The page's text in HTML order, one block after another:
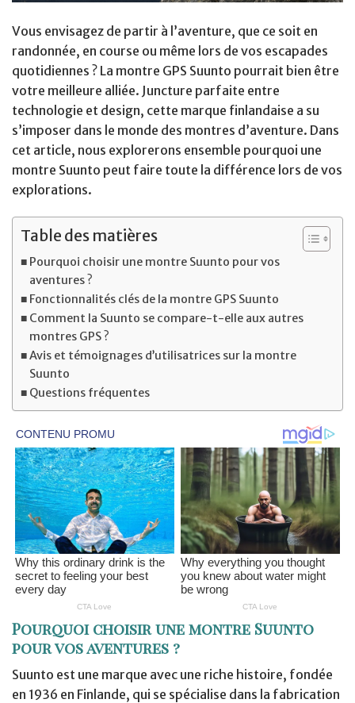
Vous envisagez de partir à l’aventure, que ce soit en
randonnée, en course ou même lors de vos escapades
quotidiennes ? La montre GPS Suunto pourrait bien être
votre meilleure alliée. Juncture parfaite entre
technologie et design, cette marque finlandaise a su
s’imposer dans le monde des montres d’aventure. Dans
cet article, nous explorerons ensemble pourquoi une
montre Suunto peut faire toute la différence lors de vos
explorations.
Table des matières
Pourquoi choisir une montre Suunto pour vos
aventures ?
Fonctionnalités clés de la montre GPS Suunto
Comment la Suunto se compare-t-elle aux autres
montres GPS ?
Avis et témoignages d’utilisatrices sur la montre
Suunto
Questions fréquentes
Pourquoi choisir une montre Suunto
pour vos aventures ?
Suunto est une marque avec une riche histoire, fondée
en 1936 en Finlande, qui se spécialise dans la fabrication